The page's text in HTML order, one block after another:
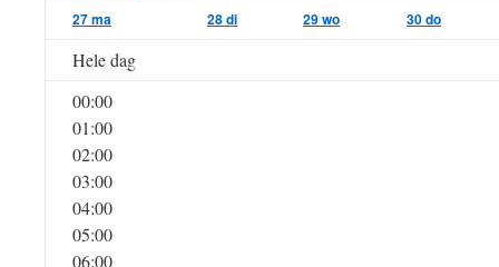
27ma 28di 29wo 30do
Hele dag
00:00
01:00
02:00
03:00
04:00
05:00
06:00